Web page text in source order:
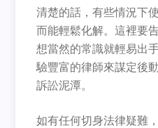
清楚的話，有些情況下
而能輕鬆化解。這裡要
想當然的常識就輕易出
驗豐富的律師來謀定後
訴訟泥潭。
如有任何切身法律疑難